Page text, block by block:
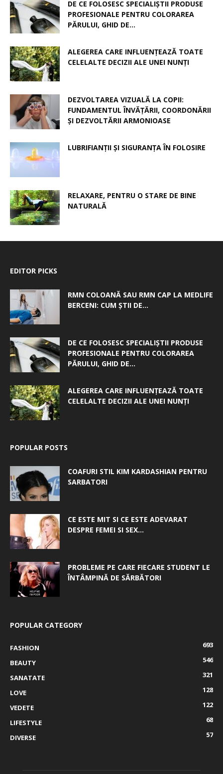
DE CE FOLOSESC SPECIALIȘTII PRODUSE
PROFESIONALE PENTRU COLORAREA
PĂRULUI, GHID DE...
ALEGEREA CARE INFLUENȚEAZĂ TOATE
CELELALTE DECIZII ALE UNEI NUNȚI
DEZVOLTAREA VIZUALĂ LA COPII:
FUNDAMENTUL ÎNVĂȚĂRII, COORDONĂRII
ȘI DEZVOLTĂRII ARMONIOASE
LUBRIFIANȚII ȘI SIGURANȚA ÎN FOLOSIRE
RELAXARE, PENTRU O STARE DE BINE
NATURALĂ
EDITOR PICKS
RMN COLOANĂ SAU RMN CAP LA MEDLIFE
BERCENI: CUM ȘTII DE...
DE CE FOLOSESC SPECIALIȘTII PRODUSE
PROFESIONALE PENTRU COLORAREA
PĂRULUI, GHID DE...
ALEGEREA CARE INFLUENȚEAZĂ TOATE
CELELALTE DECIZII ALE UNEI NUNȚI
POPULAR POSTS
COAFURI STIL KIM KARDASHIAN PENTRU
SARBATORI
CE ESTE MIT SI CE ESTE ADEVARAT
DESPRE FEMEI SI SEX...
PROBLEME PE CARE FIECARE STUDENT LE
ÎNTÂMPINĂ DE SĂRBĂTORI
POPULAR CATEGORY
FASHION
693
BEAUTY
546
SANATATE
321
LOVE
128
VEDETE
122
LIFESTYLE
68
DIVERSE
57